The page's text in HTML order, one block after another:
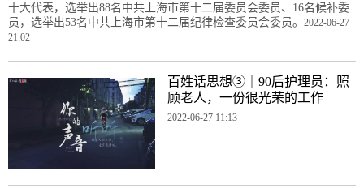
十大代表，选举出88名中共上海市第十二届委员会委员、16名候补委
员，选举出53名中共上海市第十二届纪律检查委员会委员。 2022-06-27
21:02
百姓话思想③｜90后护理员：照
顾老人，一份很光荣的工作
2022-06-27 11:13